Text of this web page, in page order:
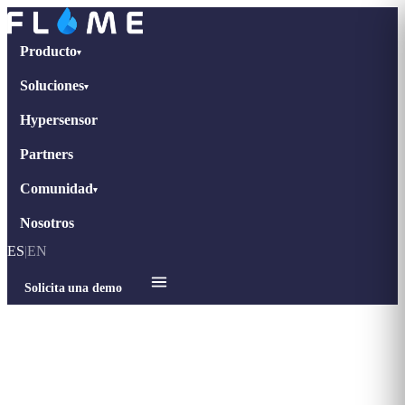
Producto▾
Soluciones▾
Hypersensor
Partners
Comunidad▾
Nosotros
ES|EN
Solicita una demo